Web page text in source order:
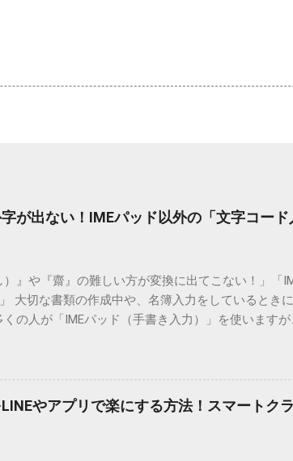
が出ない！IMEパッド以外の「文字コー
）』や『齋』の難しい方が変換に出てこない！」「
大切な書類の作成中や、名簿入力をしているとき
の人が「IMEパッド（手書き入力）」を使います
瞬で旧字や外字、特殊記号を呼び出す「文字コー
、もう難しい漢字の入力で手を止める必要はあり
そも、なぜ普通の変換で出てこない漢字があるので
。 日本のパソコンで一般的に使われる漢字は、
形で整理されています。しかし、人名や地名に使わ
やアプリで楽にする方法！スマートク